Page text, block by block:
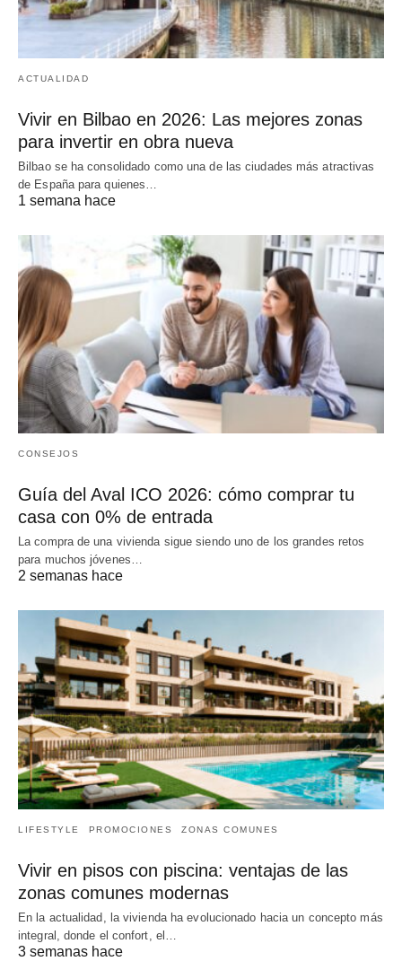
ACTUALIDAD
Vivir en Bilbao en 2026: Las mejores zonas
para invertir en obra nueva
Bilbao se ha consolidado como una de las ciudades más atractivas
de España para quienes…
1 semana hace
CONSEJOS
Guía del Aval ICO 2026: cómo comprar tu
casa con 0% de entrada
La compra de una vivienda sigue siendo uno de los grandes retos
para muchos jóvenes…
2 semanas hace
LIFESTYLE PROMOCIONES ZONAS COMUNES
Vivir en pisos con piscina: ventajas de las
zonas comunes modernas
En la actualidad, la vivienda ha evolucionado hacia un concepto más
integral, donde el confort, el…
3 semanas hace